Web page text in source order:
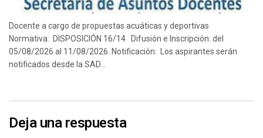
Docente a cargo de propuestas acuáticas y deportivas
Normativa: DISPOSICIÓN 16/14 Difusión e Inscripción: del
05/08/2026 al 11/08/2026. Notificación: Los aspirantes serán
notificados desde la SAD...
Deja una respuesta